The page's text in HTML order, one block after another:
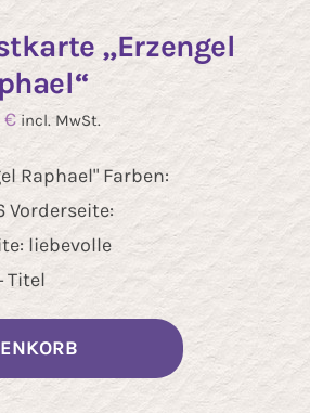
„Erzengel
€ incl. MwSt.
Raphael" Farben:
Vorderseite:
liebevolle
Titel